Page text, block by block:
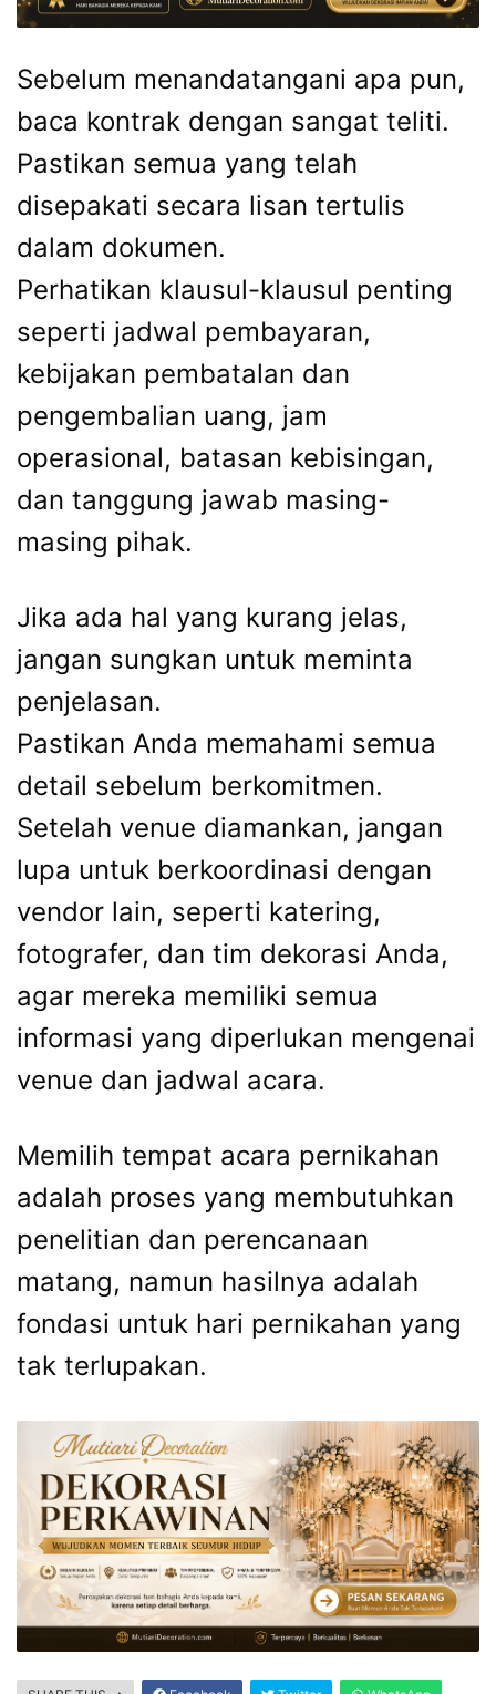
Sebelum menandatangani apa pun,
baca kontrak dengan sangat teliti.
Pastikan semua yang telah
disepakati secara lisan tertulis
dalam dokumen.
Perhatikan klausul-klausul penting
seperti jadwal pembayaran,
kebijakan pembatalan dan
pengembalian uang, jam
operasional, batasan kebisingan,
dan tanggung jawab masing-
masing pihak.
Jika ada hal yang kurang jelas,
jangan sungkan untuk meminta
penjelasan.
Pastikan Anda memahami semua
detail sebelum berkomitmen.
Setelah venue diamankan, jangan
lupa untuk berkoordinasi dengan
vendor lain, seperti katering,
fotografer, dan tim dekorasi Anda,
agar mereka memiliki semua
informasi yang diperlukan mengenai
venue dan jadwal acara.
Memilih tempat acara pernikahan
adalah proses yang membutuhkan
penelitian dan perencanaan
matang, namun hasilnya adalah
fondasi untuk hari pernikahan yang
tak terlupakan.